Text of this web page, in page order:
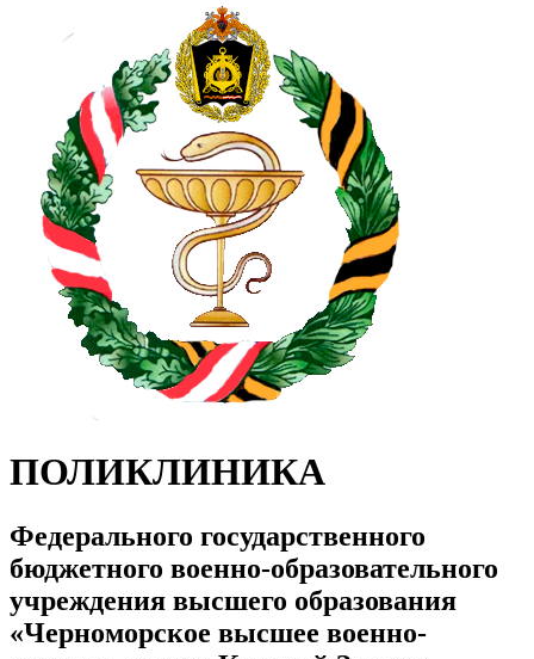
ПОЛИКЛИНИКА
Федерального государственного
бюджетного военно-образовательного
учреждения высшего образования
«Черноморское высшее военно-